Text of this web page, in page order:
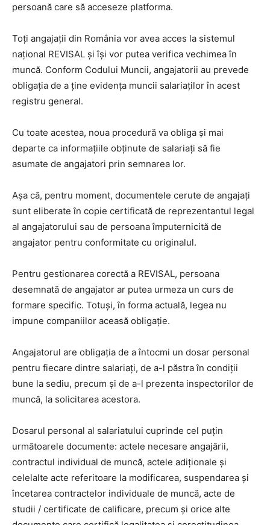
persoană care să acceseze platforma.
Toți angajații din România vor avea acces la sistemul
național REVISAL și își vor putea verifica vechimea în
muncă. Conform Codului Muncii, angajatorii au prevede
obligația de a ține evidența muncii salariaților în acest
registru general.
Cu toate acestea, noua procedură va obliga și mai
departe ca informațiile obținute de salariați să fie
asumate de angajatori prin semnarea lor.
Așa că, pentru moment, documentele cerute de angajați
sunt eliberate în copie certificată de reprezentantul legal
al angajatorului sau de persoana împuternicită de
angajator pentru conformitate cu originalul.
Pentru gestionarea corectă a REVISAL, persoana
desemnată de angajator ar putea urmeza un curs de
formare specific. Totuși, în forma actuală, legea nu
impune companiilor aceasă obligație.
Angajatorul are obligația de a întocmi un dosar personal
pentru fiecare dintre salariați, de a-l păstra în condiții
bune la sediu, precum și de a-l prezenta inspectorilor de
muncă, la solicitarea acestora.
Dosarul personal al salariatului cuprinde cel puțin
următoarele documente: actele necesare angajării,
contractul individual de muncă, actele adiționale și
celelalte acte referitoare la modificarea, suspendarea și
încetarea contractelor individuale de muncă, acte de
studii / certificate de calificare, precum și orice alte